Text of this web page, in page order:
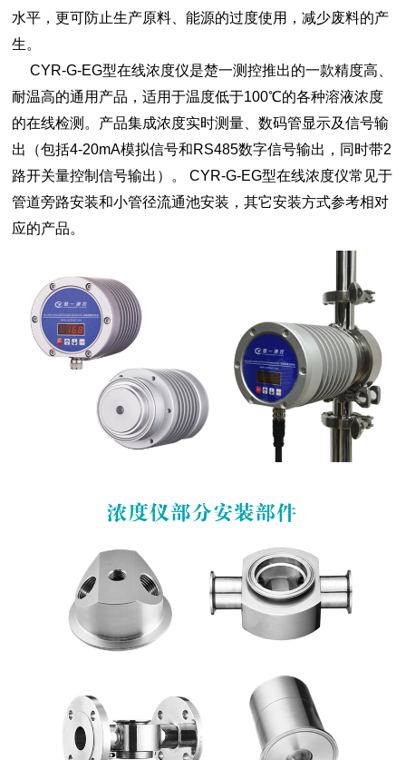
水平，更可防止生产原料、能源的过度使用，减少废料的产
生。
CYR-G-EG型在线浓度仪是楚一测控推出的一款精度高、
耐温高的通用产品，适用于温度低于100℃的各种溶液浓度
的在线检测。产品集成浓度实时测量、数码管显示及信号输
出（包括4-20mA模拟信号和RS485数字信号输出，同时带2
路开关量控制信号输出）。 CYR-G-EG型在线浓度仪常见于
管道旁路安装和小管径流通池安装，其它安装方式参考相对
应的产品。